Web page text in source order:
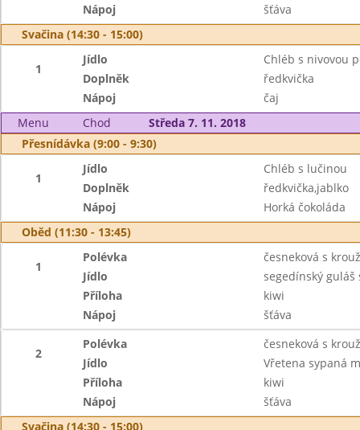
Nápoj
šťáva
Svačina (14:30 - 15:00)
1
Jídlo
Chléb s nivovou
Doplněk
ředkvička
Nápoj
čaj
Menu
Chod
Středa 7. 11. 2018
Přesnídávka (9:00 - 9:30)
1
Jídlo
Chléb s lučinou
Doplněk
ředkvička,jablko
Nápoj
Horká čokoláda
Oběd (11:30 - 13:45)
1
Polévka
česneková s
Jídlo
segedínský
Příloha
kiwi
Nápoj
šťáva
2
Polévka
česneková s
Jídlo
Vřetena sypaná
Příloha
kiwi
Nápoj
šťáva
Svačina (14:30 - 15:00)